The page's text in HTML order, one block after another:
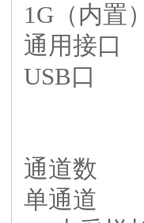
1G（内置
通用接口
USB口
通道数
单通道